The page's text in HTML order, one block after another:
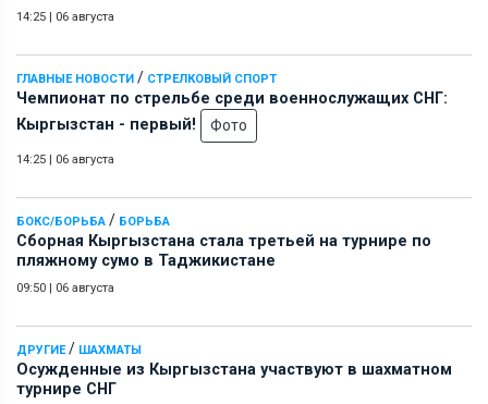
14:25 | 06 августа
ГЛАВНЫЕ НОВОСТИ / СТРЕЛКОВЫЙ СПОРТ
Чемпионат по стрельбе среди военнослужащих СНГ:
Кыргызстан - первый!
Фото
14:25 | 06 августа
БОКС/БОРЬБА / БОРЬБА
Сборная Кыргызстана стала третьей на турнире по
пляжному сумо в Таджикистане
09:50 | 06 августа
ДРУГИЕ/ ШАХМАТЫ
Осужденные из Кыргызстана участвуют в шахматном
турнире СНГ